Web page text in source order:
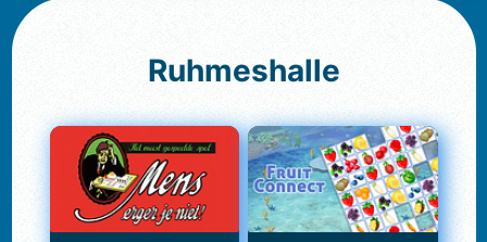
Ruhmeshalle